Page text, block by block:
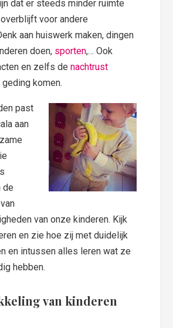
dat er steeds minder ruimte
voor andere
aan huiswerk maken, dingen
doen, sporten,… Ook
en zelfs denachtrust
komen.
past
aan
de
van onze kinderen. Kijk
en zie hoe zij met duidelijk
en intussen alles leren wat ze
hebben.
van kinderen